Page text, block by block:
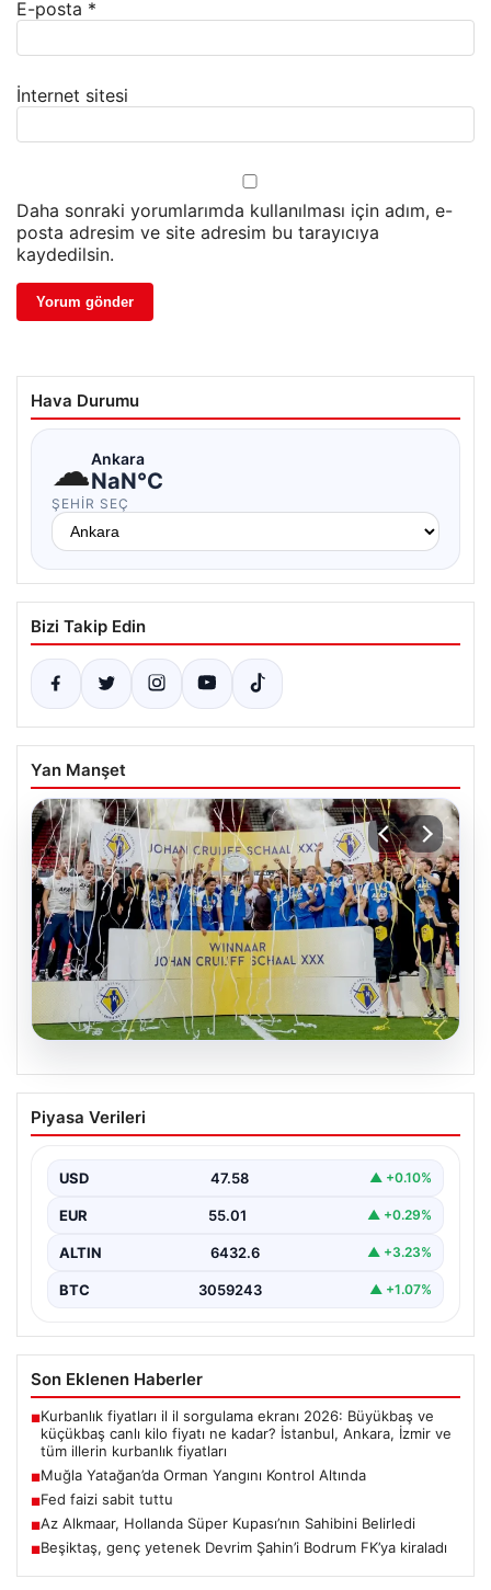
E-posta *
İnternet sitesi
Daha sonraki yorumlarımda kullanılması için adım, e-
posta adresim ve site adresim bu tarayıcıya
kaydedilsin.
Hava Durumu
☁Ankara
NaN°C
ŞEHIR SEÇ
Bizi Takip Edin
Yan Manşet
Az Alkmaar, Hollanda Süper Kupası’nın
Sahibini Belirledi
başlangıcında, Az Alkmaar önemli bir başarıya imza attı
ve…
Piyasa Verileri
USD 47.58 ▲ +0.10%
EUR 55.01 ▲ +0.29%
ALTIN 6432.6 ▲ +3.23%
BTC 3059243 ▲ +1.07%
Son Eklenen Haberler
■Kurbanlık fiyatları il il sorgulama ekranı 2026: Büyükbaş ve
küçükbaş canlı kilo fiyatı ne kadar? İstanbul, Ankara, İzmir ve
tüm illerin kurbanlık fiyatları
■Muğla Yatağan’da Orman Yangını Kontrol Altında
■Fed faizi sabit tuttu
■Az Alkmaar, Hollanda Süper Kupası’nın Sahibini Belirledi
■Beşiktaş, genç yetenek Devrim Şahin’i Bodrum FK’ya kiraladı